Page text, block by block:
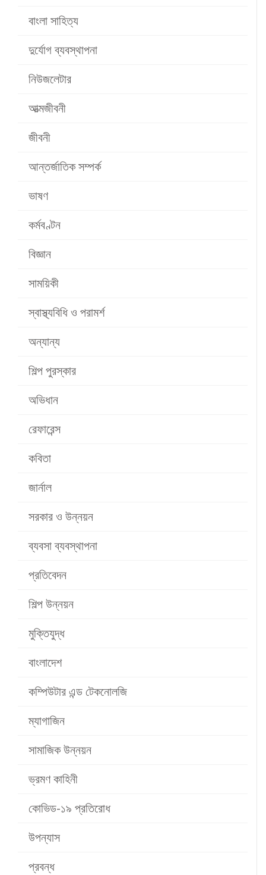
বাংলা সাহিত্য
দুর্যোগ ব্যবস্থাপনা
নিউজলেটার
আত্মজীবনী
জীবনী
আন্তর্জাতিক সম্পর্ক
ভাষণ
কর্মবণ্টন
বিজ্ঞান
সাময়িকী
স্বাস্থ্যবিধি ও পরামর্শ
অন্যান্য
শিল্প পুরস্কার
অভিধান
রেফারেন্স
কবিতা
জার্নাল
সরকার ও উন্নয়ন
ব্যবসা ব্যবস্থাপনা
প্রতিবেদন
শিল্প উন্নয়ন
মুক্তিযুদ্ধ
বাংলাদেশ
কম্পিউটার এন্ড টেকনোলজি
ম্যাগাজিন
সামাজিক উন্নয়ন
ভ্রমণ কাহিনী
কোভিড-১৯ প্রতিরোধ
উপন্যাস
প্রবন্ধ